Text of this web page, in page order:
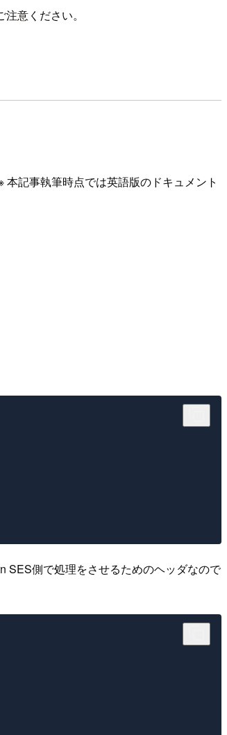
意ください。
記事執筆時点では英語版のドキュメント
SES側で処理をさせるためのヘッダなので